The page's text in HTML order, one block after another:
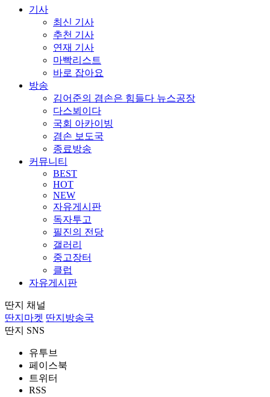
기사
최신 기사
추천 기사
연재 기사
마빡리스트
바로 잡아요
방송
김어준의 겸손은 힘들다 뉴스공장
다스뵈이다
국회 아카이빙
겸손 보도국
종료방송
커뮤니티
BEST
HOT
NEW
자유게시판
독자투고
필진의 전당
갤러리
중고장터
클럽
자유게시판
딴지 채널
딴지마켓 딴지방송국
딴지 SNS
유투브
페이스북
트위터
RSS